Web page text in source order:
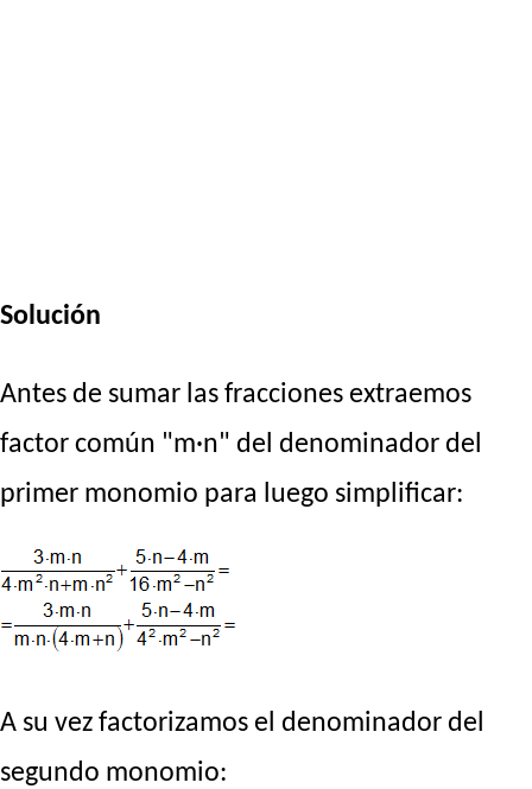
Solución
Antes de sumar las fracciones extraemos
factor común "m·n" del denominador del
primer monomio para luego simplificar:
A su vez factorizamos el denominador del
segundo monomio: